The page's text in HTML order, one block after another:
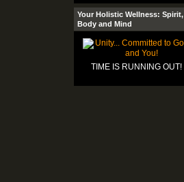
Your Holistic Wellness: Spirit,
Body and Mind
TIME IS RUNNING OUT!